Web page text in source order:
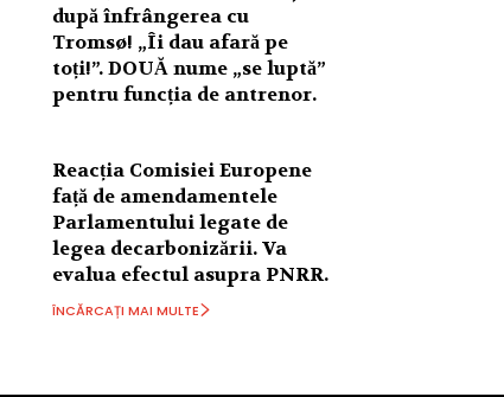
după înfrângerea cu
Tromsø! „Îi dau afară pe
toți!”. DOUĂ nume „se luptă”
pentru funcția de antrenor.
Reacția Comisiei Europene
față de amendamentele
Parlamentului legate de
legea decarbonizării. Va
evalua efectul asupra PNRR.
ÎNCĂRCAȚI MAI MULTE